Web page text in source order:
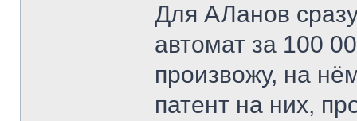
Для АЛанов
автомат за 100
произвожу, на
патент на них,